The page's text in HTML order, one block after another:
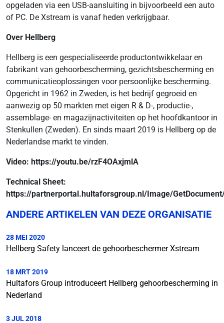
opgeladen via een USB-aansluiting in bijvoorbeeld een auto
of PC. De Xstream is vanaf heden verkrijgbaar.
Over Hellberg
Hellberg is een gespecialiseerde productontwikkelaar en
fabrikant van gehoorbescherming, gezichtsbescherming en
communicatieoplossingen voor persoonlijke bescherming.
Opgericht in 1962 in Zweden, is het bedrijf gegroeid en
aanwezig op 50 markten met eigen R & D-, productie-,
assemblage- en magazijnactiviteiten op het hoofdkantoor in
Stenkullen (Zweden). En sinds maart 2019 is Hellberg op de
Nederlandse markt te vinden.
Video: https://youtu.be/rzF4OAxjmlA
Technical Sheet:
https://partnerportal.hultaforsgroup.nl/Image/
ANDERE ARTIKELEN VAN DEZE ORGANISATIE
28 MEI 2020
Hellberg Safety lanceert de gehoorbeschermer Xstream
18 MRT 2019
Hultafors Group introduceert Hellberg gehoorbescherming in
Nederland
3 JUL 2018